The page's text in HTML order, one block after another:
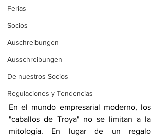
Ferias
Socios
Auschreibungen
Ausschreibungen
De nuestros Socios
Regulaciones y Tendencias
En el mundo empresarial moderno, los
"caballos de Troya" no se limitan a la
mitología. En lugar de un regalo